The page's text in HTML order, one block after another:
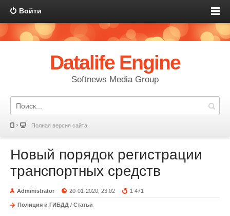
Войти
Datalife Engine
Softnews Media Group
Полная версия сайта
Новый порядок регистрации
транспортных средств
Administrator 20-01-2020, 23:02 1 471
Полиция и ГИБДД / Статьи